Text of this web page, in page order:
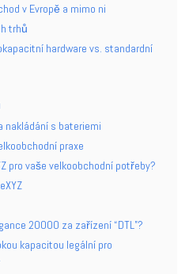
v Evropě a mimo ni
trhů
hardware vs. standardní
nakládání s bateriemi
praxe
pro vaše velkoobchodní potřeby?
20000 za zařízení “DTL”?
kapacitou legální pro